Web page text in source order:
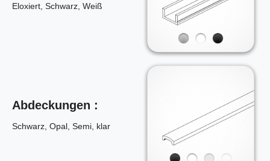
Eloxiert, Schwarz, Weiß
Abdeckungen :
Schwarz, Opal, Semi, klar